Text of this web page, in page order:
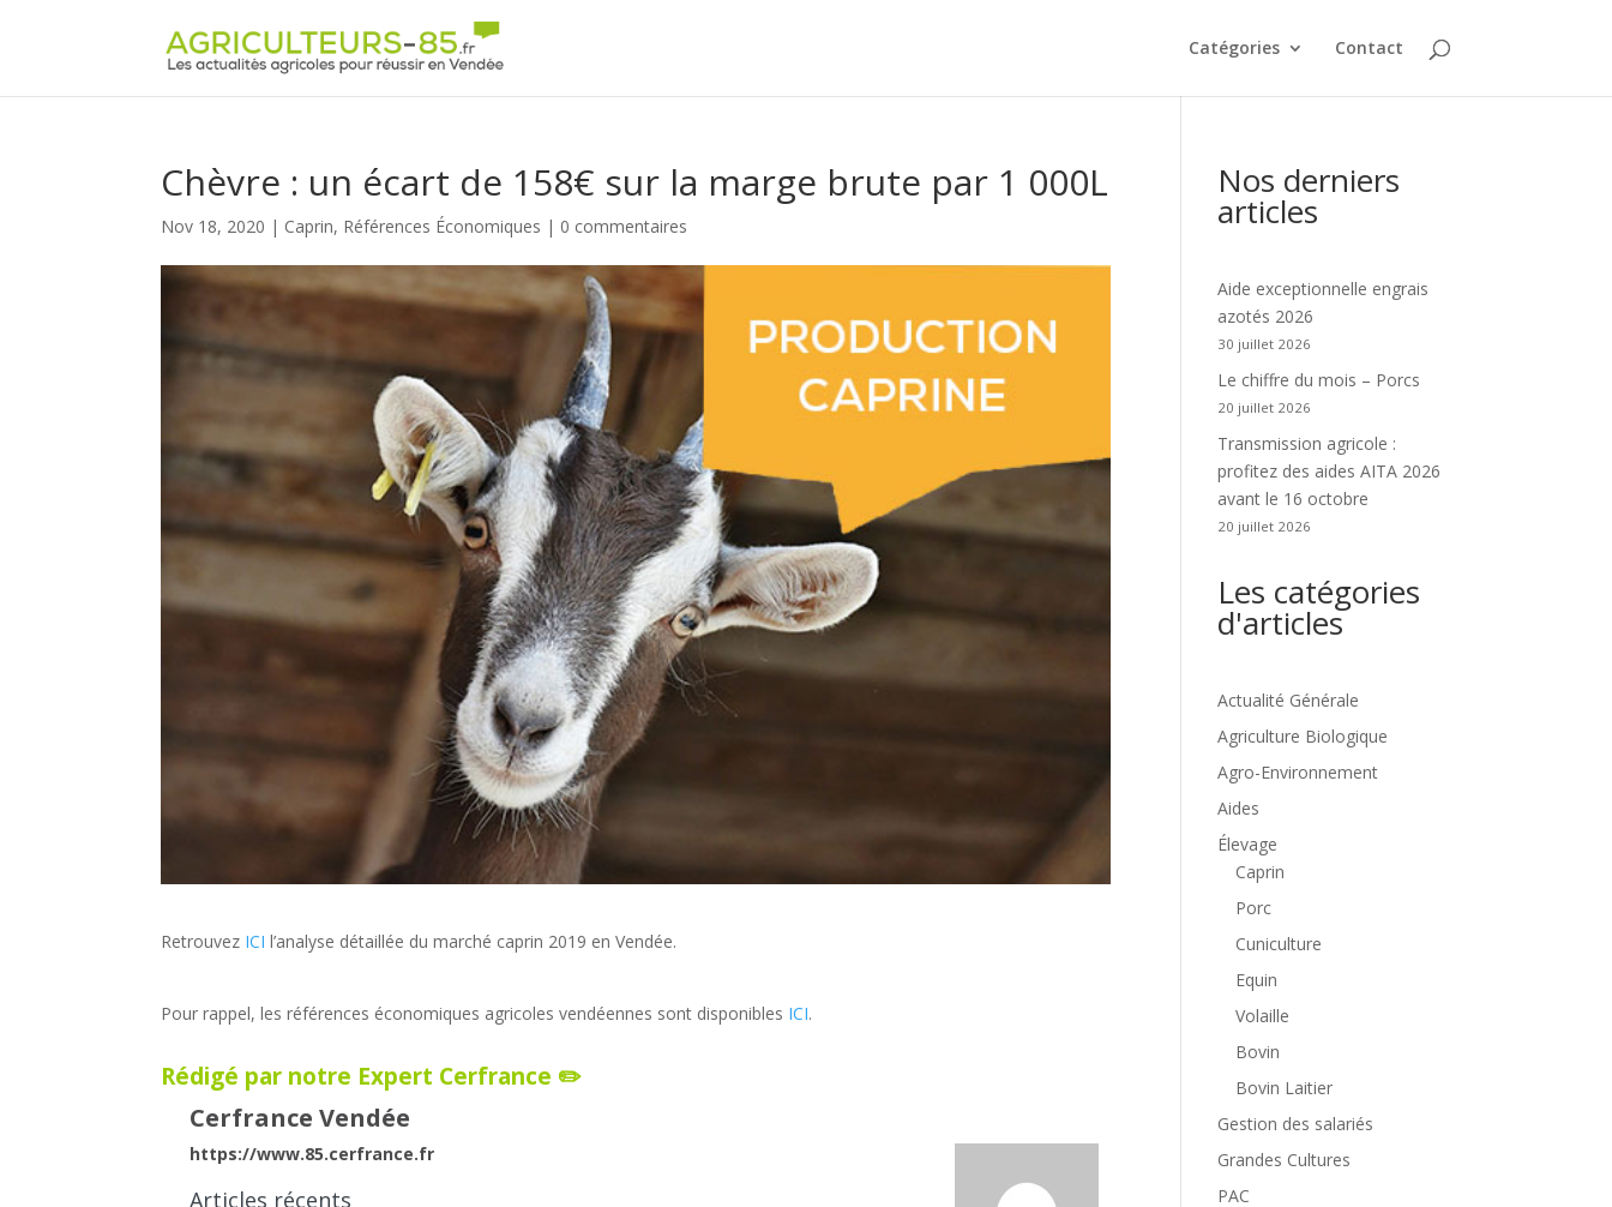
Catégories Contact
Chèvre : un écart de 158€ sur la marge brute par 1 000L
Nov 18, 2020 | Caprin, Références Économiques | 0 commentaires
Retrouvez ICI l’analyse détaillée du marché caprin 2019 en Vendée.
Pour rappel, les références économiques agricoles vendéennes sont disponibles ICI.
Rédigé par notre Expert Cerfrance ✏️
Cerfrance Vendée
https://www.85.cerfrance.fr
Articles récents
Nos derniers
articles
Aide exceptionnelle engrais
azotés 2026
30 juillet 2026
Le chiffre du mois – Porcs
20 juillet 2026
Transmission agricole :
profitez des aides AITA 2026
avant le 16 octobre
20 juillet 2026
Les catégories
d'articles
Actualité Générale
Agriculture Biologique
Agro-Environnement
Aides
Élevage
Caprin
Porc
Cuniculture
Equin
Volaille
Bovin
Bovin Laitier
Gestion des salariés
Grandes Cultures
PAC